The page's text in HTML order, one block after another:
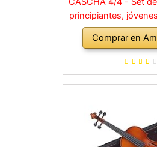
principiantes,
violín macizo con
cuerdas de
para hombro,
Comprar en